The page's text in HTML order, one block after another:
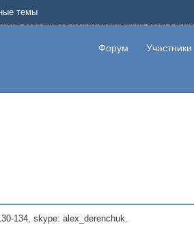
дополнительной подработки на дому с
что это лохотрон, чтобы другие
своими пригласительными ссылками и первая
Форум Участники
темы
skype: alex_derenchuk.